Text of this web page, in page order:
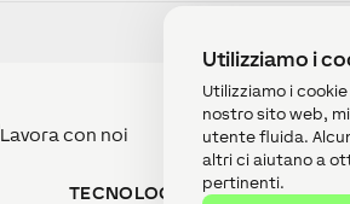
Utilizziamo i
Utilizziamo i
nostro sito web,
utente fluida.
altri ci aiutano a
pertinenti.
Lavora con noi
TECNOLOGIE